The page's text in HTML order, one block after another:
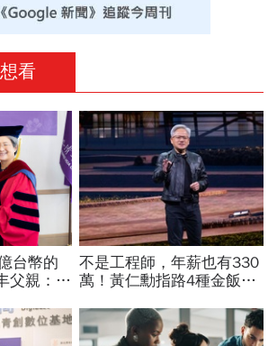
看
台幣的
父親：她
、勇於
」
不是工程師，年薪也有330
萬！黃仁勳指路4種金飯
過優渥生活…AI時代搶手職
業曝光